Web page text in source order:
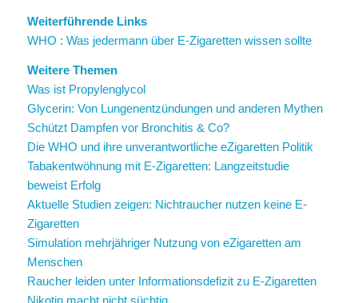
Weiterführende Links
WHO : Was jedermann über E-Zigaretten wissen sollte
Weitere Themen
Was ist Propylenglycol
Glycerin: Von Lungenentzündungen und anderen Mythen
Schützt Dampfen vor Bronchitis & Co?
Die WHO und ihre unverantwortliche eZigaretten Politik
Tabakentwöhnung mit E-Zigaretten: Langzeitstudie
beweist Erfolg
Aktuelle Studien zeigen: Nichtraucher nutzen keine E-
Zigaretten
Simulation mehrjähriger Nutzung von eZigaretten am
Menschen
Raucher leiden unter Informationsdefizit zu E-Zigaretten
Nikotin macht nicht süchtig